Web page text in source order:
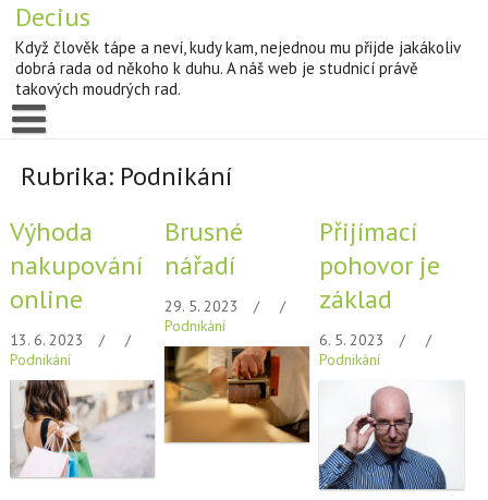
Decius
Když člověk tápe a neví, kudy kam, nejednou mu přijde jakákoliv
dobrá rada od někoho k duhu. A náš web je studnicí právě
takových moudrých rad.
Rubrika: Podnikání
Výhoda
nakupování
online
13. 6. 2023
Podnikání
Brusné
nářadí
29. 5. 2023
Podnikání
Přijímací
pohovor je
základ
6. 5. 2023
Podnikání